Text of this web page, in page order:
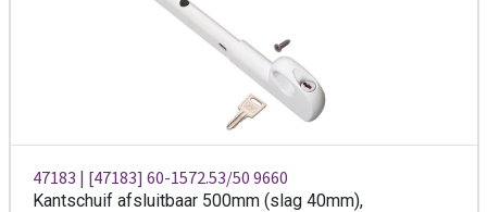
47183 | [47183] 60-1572.53/50 9660
Kantschuif afsluitbaar 500mm (slag 40mm),